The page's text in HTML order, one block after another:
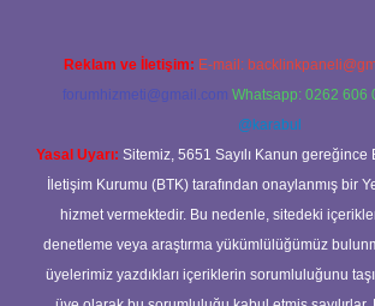
Reklam ve İletişim: E-mail:
forumhizmeti@gmail.com Whatsapp: 0262 606
@karabul
Yasal Uyarı: Sitemiz, 5651 Sayılı Kanun
İletişim Kurumu (BTK) tarafından onaylanmış bir
hizmet vermektedir. Bu nedenle, sitedeki
denetleme veya araştırma yükümlülüğümüz
üyelerimiz yazdıkları içeriklerin sorumluluğunu